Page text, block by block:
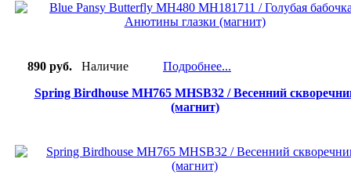
890 руб. Наличие
Подробнее...
Spring Birdhouse MH765 MHSB32 / Весенний
(магнит)